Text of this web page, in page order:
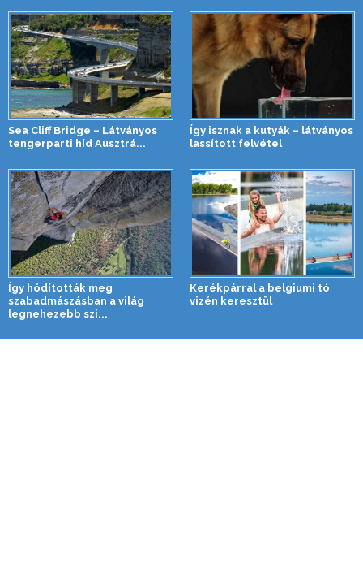
Sea Cliff Bridge – Látványos
tengerparti híd Ausztrá...
Így isznak a kutyák – látványos
lassított felvétel
Így hódították meg
szabadmászásban a világ
legnehezebb szi...
Kerékpárral a belgiumi tó
vizén keresztül